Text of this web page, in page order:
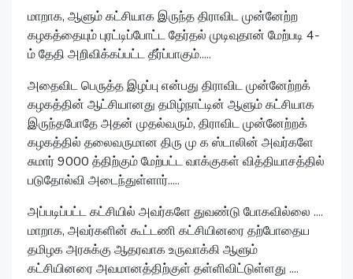
மாறாக, ஆளும் கட்சியாக இருந்த திராவிட முன்னேற்ற
கழகத்தையும் புரட்டிப்போட்ட தேர்தல் முடிவுதான் மேற்படி 4-
ம் தேதி அறிவிக்கப்பட்ட தீர்ப்பாகும்.....
அதைவிட பெருத்த இழப்பு என்பது திராவிட முன்னேற்றக்
கழகத்தின் ஆட்சியானது தமிழ்நாட்டின் ஆளும் கட்சியாக
இருந்தபோதே அதன் முதல்வரும், திராவிட முன்னேற்றக்
கழகத்தில் தலைவருமான திரு மு க ஸ்டாலின் அவர்களே
சுமார் 9000 த்திற்கும் மேற்பட்ட வாக்குகள் வித்தியாசத்தில்
படுதோல்வி அடைந்துள்ளார்.....
அப்படிப்பட்ட கட்சியில் அவர்களே துவண்டு போகவில்லை ....
மாறாக, அவர்களின் கூட்டணி கட்சியினரை தற்போதைய
தமிழக அரசுக்கு ஆதரவாக உருவாக்கி ஆளும்
கட்சியினரை அவமானத்திற்குள் தள்ளிவிட்டுள்ளது ....